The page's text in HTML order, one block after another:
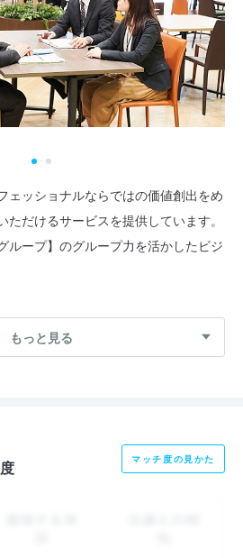
ェッショナルならではの価値創出をめ
だけるサービスを提供しています。
ループ】のグループ力を活かしたビジ
環境と資産価値の維持向上をサポート
産の価値を最大化するために、様々な
率的かつ良好に維持管理します。
もっと見る
マッチ度の見かた